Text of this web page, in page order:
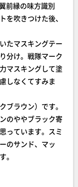
前縁の味方識別
を吹きつけた後、
たマスキングテー
分け。戦隊マーク
マスキングして塗
しなくてすみま
ラウン）です。
のややブラック寄
っています。スミ
のサンド、マッ
。